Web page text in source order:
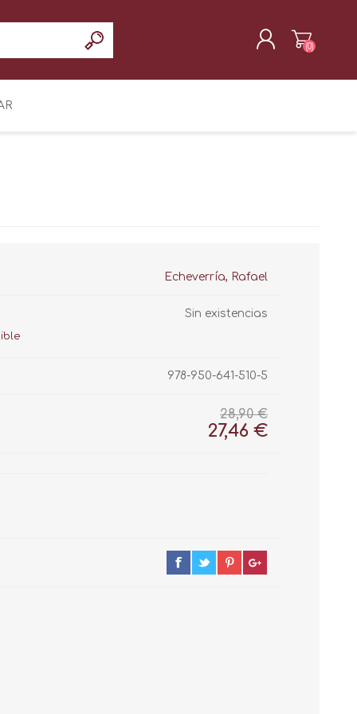
(0)
Echeverría, Rafael
Sin existencias
978-950-641-510-5
28,90 €
27,46 €